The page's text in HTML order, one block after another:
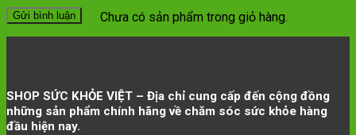
Chưa có sản phẩm trong giỏ hàng.
SHOP SỨC KHỎE VIỆT – Địa chỉ cung cấp đến cộng đồng
những sản phẩm chính hãng về chăm sóc sức khỏe hàng
đầu hiện nay.